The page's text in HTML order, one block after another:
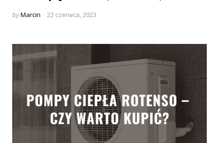
Posted
byMarcin 22 czerwca, 2023